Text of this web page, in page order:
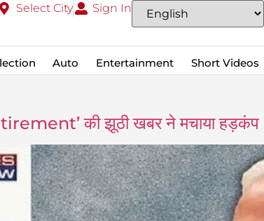
Select City Sign In
Auto Entertainment Short Videos
की झूठी खबर ने मचाया हड़कंप